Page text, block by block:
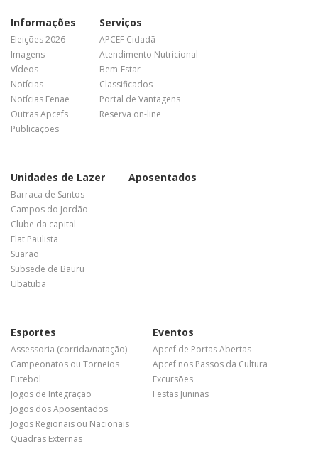
Informações
Eleições 2026
Imagens
Vídeos
Notícias
Notícias Fenae
Outras Apcefs
Publicações
Serviços
APCEF Cidadã
Atendimento Nutricional
Bem-Estar
Classificados
Portal de Vantagens
Reserva on-line
Unidades de Lazer
Barraca de Santos
Campos do Jordão
Clube da capital
Flat Paulista
Suarão
Subsede de Bauru
Ubatuba
Aposentados
Esportes
Assessoria (corrida/natação)
Campeonatos ou Torneios
Futebol
Jogos de Integração
Jogos dos Aposentados
Jogos Regionais ou Nacionais
Quadras Externas
Eventos
Apcef de Portas Abertas
Apcef nos Passos da Cultura
Excursões
Festas Juninas